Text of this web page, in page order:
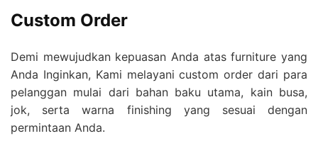
Custom Order
Demi mewujudkan kepuasan Anda atas furniture yang
Anda Inginkan, Kami melayani custom order dari para
pelanggan mulai dari bahan baku utama, kain busa,
jok, serta warna finishing yang sesuai dengan
permintaan Anda.